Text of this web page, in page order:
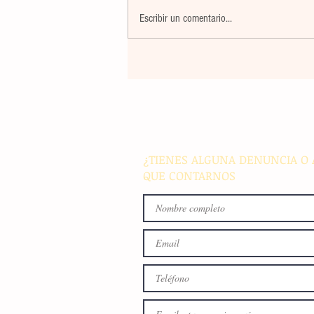
Escribir un comentario...
¿TIENES ALGUNA DENUNCIA O
QUE CONTARNOS